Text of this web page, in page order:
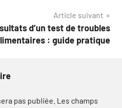
Article suivant
d’un test de troubles
: guide pratique
pas publiée. Les champs